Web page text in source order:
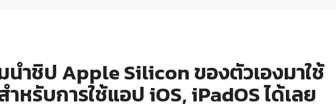
ำชิป Apple Silicon ของตัวเองมาใช้
หรับการใช้แอป iOS, iPadOS ได้เลย